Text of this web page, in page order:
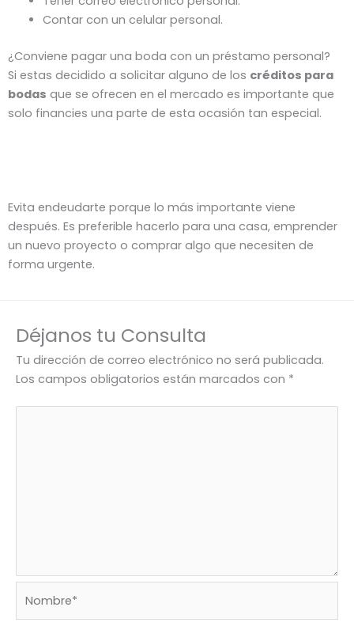
Contar con un celular personal.
¿Conviene pagar una boda con un préstamo personal?
Si estas decidido a solicitar alguno de los créditos para
bodas que se ofrecen en el mercado es importante que
solo financies una parte de esta ocasión tan especial.
Evita endeudarte porque lo más importante viene
después. Es preferible hacerlo para una casa, emprender
un nuevo proyecto o comprar algo que necesiten de
forma urgente.
Déjanos tu Consulta
Tu dirección de correo electrónico no será publicada.
Los campos obligatorios están marcados con *